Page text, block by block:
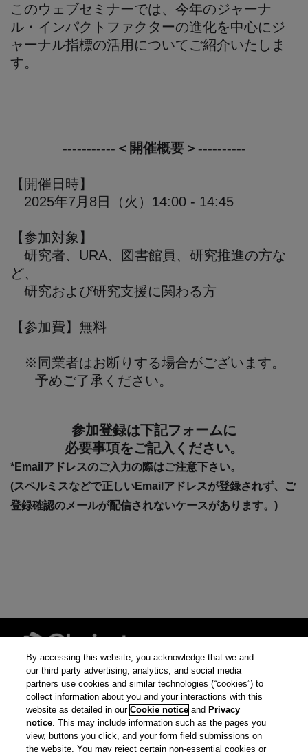
このウェブセミナーでは、今年のジャーナ
ル・インパクトファクターの進化を中心にジ
ャーナル指標の活用についてご紹介いたしま
す。
-----------＜開催概要＞----------
【開催日時】
2025年7月8日（火）14:00 - 14:45
【参加対象】
研究者、URA、図書館員、研究推進の方な
ど、
研究および研究支援に関わる方
【参加費】無料
※同業者はお断りする場合がございます。
予めご了承ください。
参加登録は下記フォームに
必要事項をご記入ください。
*Emailアドレスのご入力の際はご注意下さい。
(スペルミスなどで正しいEmailアドレスが登録されず、ご
登録確認のメールが配信されないケースがあります。)
© 2026 クラリベイト・
アナリティクス
プライバシー ポリ
シー
By accessing this website, you acknowledge that we and
our third party advertising, analytics, and social media
partners use cookies and similar technologies (“cookies”) to
collect information about you and your interactions with this
website as detailed in ourCookie notice and Privacy
notice. This may include information such as the pages you
view, buttons you click, and your form field submissions on
the website. You may reject certain non-essential cookies or